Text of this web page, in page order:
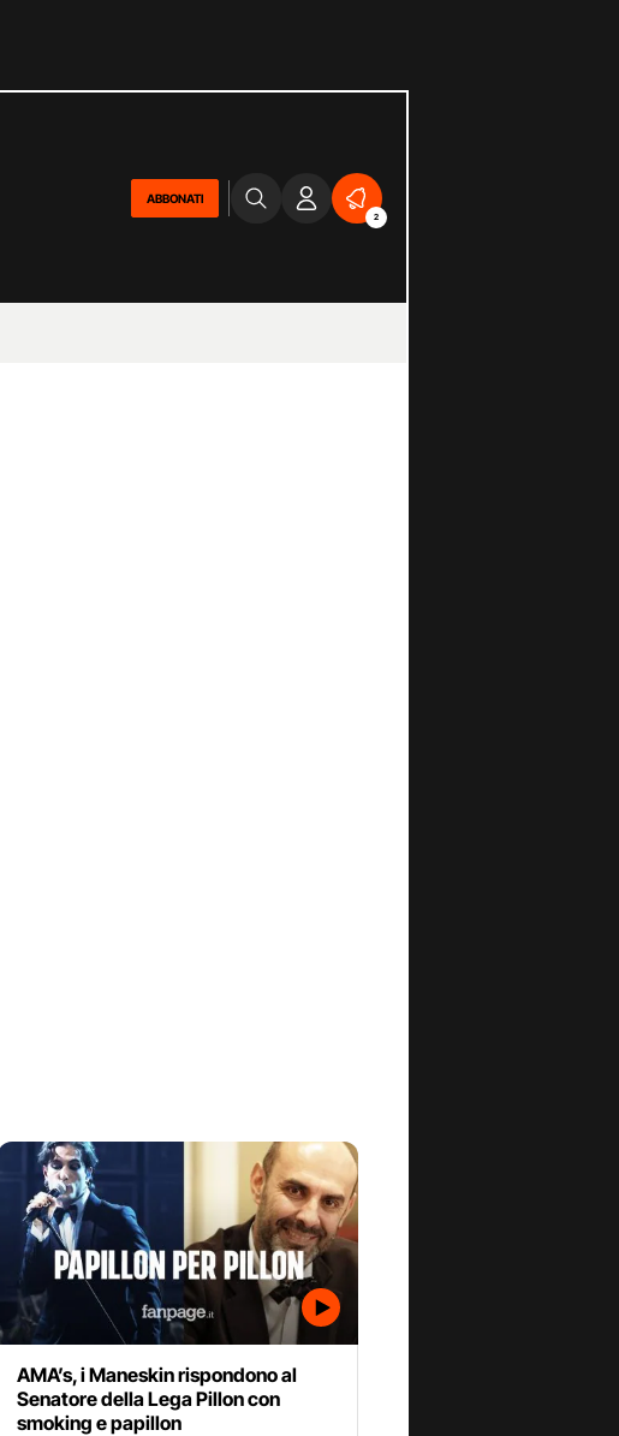
ABBONATI
2
AMA’s, i Maneskin rispondono al
Senatore della Lega Pillon con
smoking e papillon